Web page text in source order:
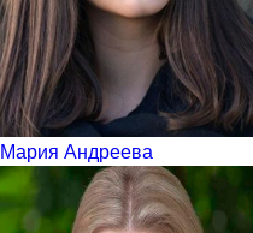
Мария Андреева